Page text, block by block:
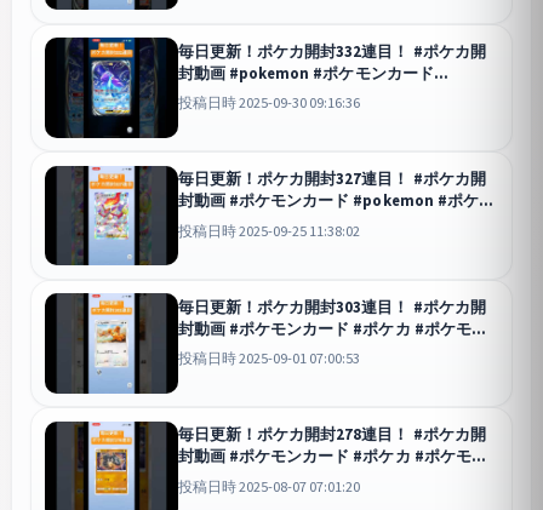
毎日更新！ポケカ開封332連目！ #ポケカ開
封動画 #pokemon #ポケモンカード
#pokemoncards #ポケカ環境 #ポケカ #ポケ
モン #ポケポケ #未知なる水域
投稿日時 2025-09-30 09:16:36
毎日更新！ポケカ開封327連目！ #ポケカ開
封動画 #ポケモンカード #pokemon #ポケカ
#ポケカ環境 #ポケモン #pokemoncards #ポ
ケモンsv #ポケポケ #未知なる水域
投稿日時 2025-09-25 11:38:02
毎日更新！ポケカ開封303連目！ #ポケカ開
封動画 #ポケモンカード #ポケカ #ポケモン
#ポケカ環境 #pokemon #未知なる水域 #ポ
ケポケ
投稿日時 2025-09-01 07:00:53
毎日更新！ポケカ開封278連目！ #ポケカ開
封動画 #ポケモンカード #ポケカ #ポケモン
#ポケカ環境 #pokemon #空と海の導き
投稿日時 2025-08-07 07:01:20